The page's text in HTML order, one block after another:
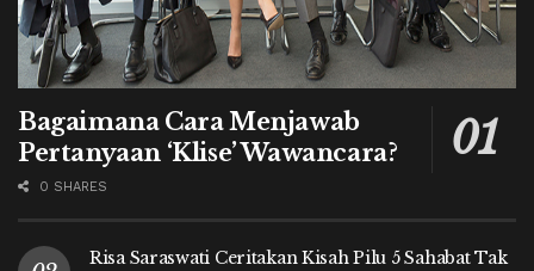
Bagaimana Cara Menjawab
Pertanyaan ‘Klise’ Wawancara?
0 SHARES
Risa Saraswati Ceritakan Kisah Pilu 5 Sahabat Tak